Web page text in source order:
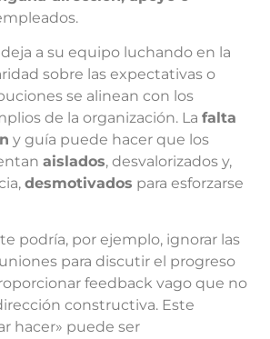
a su equipo luchando en la
sobre las expectativas o
se alinean con los
de la organización. La falta
y guía puede hacer que los
aislados, desvalorizados y,
desmotivados para esforzarse
podría, por ejemplo, ignorar las
para discutir el progreso
feedback vago que no
constructiva. Este
hacer» puede ser